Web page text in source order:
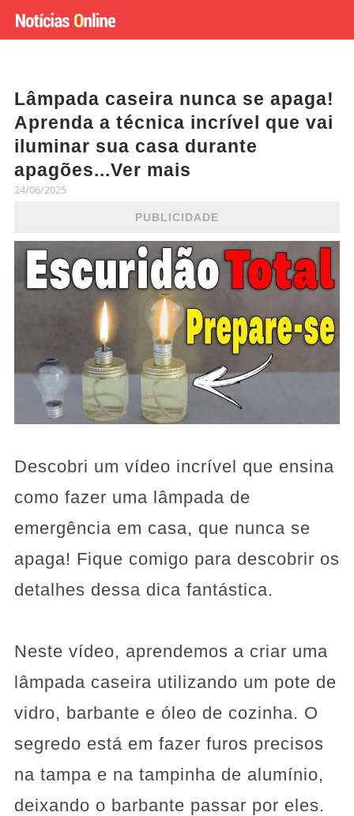
Lâmpada caseira nunca se apaga!
Aprenda a técnica incrível que vai
iluminar sua casa durante
apagões...Ver mais
24/06/2025
PUBLICIDADE
Descobri um vídeo incrível que ensina
como fazer uma lâmpada de
emergência em casa, que nunca se
apaga! Fique comigo para descobrir os
detalhes dessa dica fantástica.
Neste vídeo, aprendemos a criar uma
lâmpada caseira utilizando um pote de
vidro, barbante e óleo de cozinha. O
segredo está em fazer furos precisos
na tampa e na tampinha de alumínio,
deixando o barbante passar por eles.